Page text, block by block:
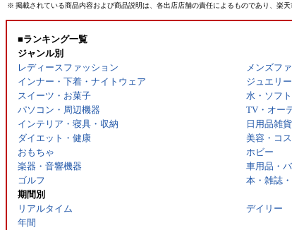
※ 掲載されている商品内容および商品説明は、各出店店舗の責任によるものであり、楽
■ランキング一覧
ジャンル別
レディースファッション
メンズフ
インナー・下着・ナイトウェア
ジュエリ
スイーツ・お菓子
水・ソフ
パソコン・周辺機器
TV・オー
インテリア・寝具・収納
日用品雑
ダイエット・健康
美容・コ
おもちゃ
ホビー
楽器・音響機器
車用品・
ゴルフ
本・雑誌
期間別
リアルタイム
デイリー
年間